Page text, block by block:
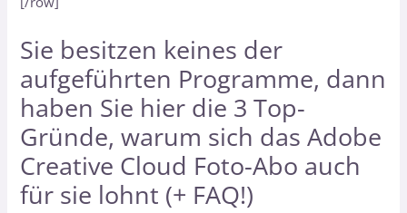
Sie besitzen keines der
aufgeführten Programme, dann
haben Sie hier die 3 Top-
Gründe, warum sich das Adobe
Creative Cloud Foto-Abo auch
für sie lohnt (+ FAQ!)